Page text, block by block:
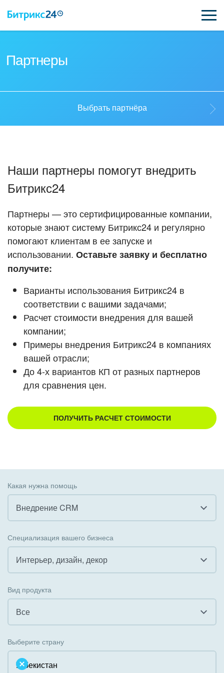
ВХОД
Партнеры
Стать партнёром
Кейсы партнеров
Смотреть видеокейсы
Выбрать партнёра
Наши партнеры помогут внедрить
Битрикс24
Партнеры — это сертифицированные компании,
которые знают систему Битрикс24 и регулярно
помогают клиентам в ее запуске и
использовании. Оставьте заявку и бесплатно
получите:
Варианты использования Битрикс24 в
соответствии с вашими задачами;
Расчет стоимости внедрения для вашей
компании;
Примеры внедрения Битрикс24 в компаниях
вашей отрасли;
До 4-х вариантов КП от разных партнеров
для сравнения цен.
ПОЛУЧИТЬ РАСЧЕТ СТОИМОСТИ
Какая нужна помощь
Внедрение CRM
Внедрение КЭДО
Интеграция с 1С
Внедрение Бизнес-процессов
Системное администрирование
Специализация вашего бизнеса
Интерьер, дизайн, декор
Государственные организации
Коммунальные услуги, ЖКХ
Вид продукта
Все
Облачный Битрикс24
Выберите страну